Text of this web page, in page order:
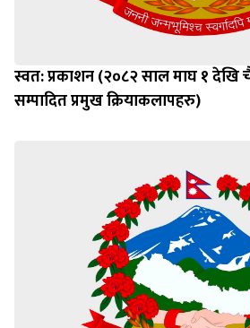
स्वत: प्रकाशन (२०८२ साल माघ १ देखि
सम्पादित प्रमुख क्रियाकलापहरु)